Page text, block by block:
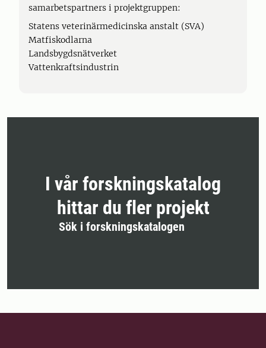
samarbetspartners i projektgruppen:
Statens veterinärmedicinska anstalt (SVA)
Matfiskodlarna
Landsbygdsnätverket
Vattenkraftsindustrin
I vår forskningskatalog
hittar du fler projekt
Sök i forskningskatalogen